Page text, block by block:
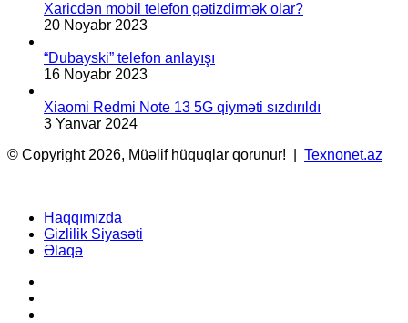
Xaricdən mobil telefon gətizdirmək olar?
20 Noyabr 2023
“Dubayski” telefon anlayışı
16 Noyabr 2023
Xiaomi Redmi Note 13 5G qiyməti sızdırıldı
3 Yanvar 2024
© Copyright 2026, Müəlif hüquqlar qorunur! | Texnonet.az
Haqqımızda
Gizlilik Siyasəti
Əlaqə